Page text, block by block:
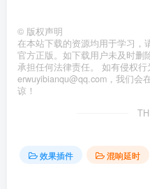
© 版权声明
在本站下载的资源均用于学习，
官方正版。如下载用户未及时删
承担任何法律责任。 如有侵权行
erwuyibianqu@qq.com，我们会
谅！
效果插件 混响延时